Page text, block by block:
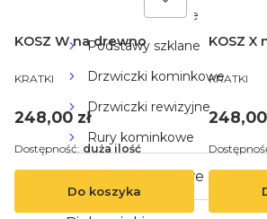
Szkło kominkowe
Podstawy szklane
Drzwiczki kominkowe
Drzwiczki rewizyjne
Rury kominkowe
Kominy systemowe
KOSZ W na drewno
PRODUCENT
KRATKI
Cena
248,00 zł
Do koszyka
Dostępność: duża ilość
KOSZ X
KRATKI
Cena
248,00